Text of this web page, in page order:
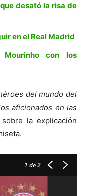
desató la risa de
en el Real Madrid
con los
del mundo del
aficionados en las
sobre la explicación
1 de 2